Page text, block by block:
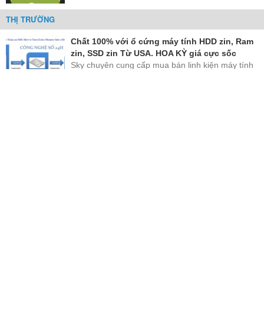
THỊ TRƯỜNG
Chất 100% với ổ cứng máy tính HDD zin, Ram
zin, SSD zin Từ USA. HOA KỲ giá cực sốc
Sky chuyên cung cấp mua bán linh kiện máy tính